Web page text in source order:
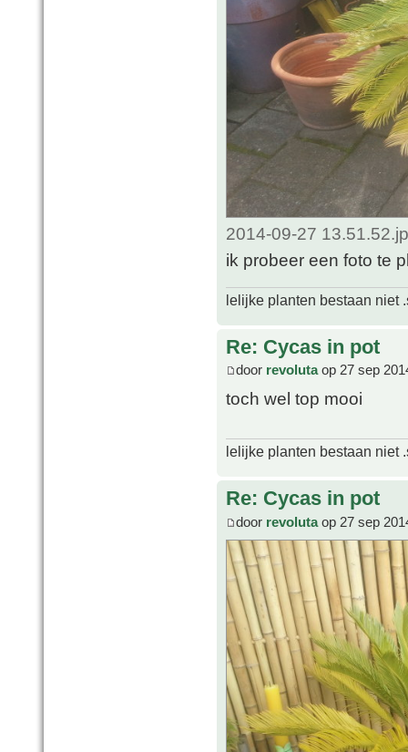
2014-09-27
ik probeer een foto te
lelijke planten bestaan niet
Re: Cycas in pot
door revolutaop 27 sep
toch wel top mooi
lelijke planten bestaan niet
Re: Cycas in pot
door revolutaop 27 sep